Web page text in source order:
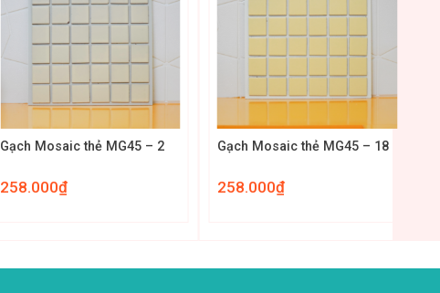
Gạch Mosaic thẻ MG45 – 2
258.000₫
Gạch Mosaic thẻ MG45 – 18
258.000₫